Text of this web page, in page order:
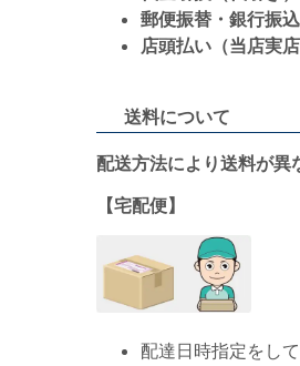
郵便振替・銀行振込
店頭払い（当店実店
送料について
配送方法により送料が異
【宅配便】
配達日時指定をし